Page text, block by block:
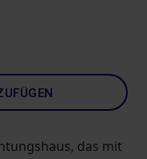
das mit